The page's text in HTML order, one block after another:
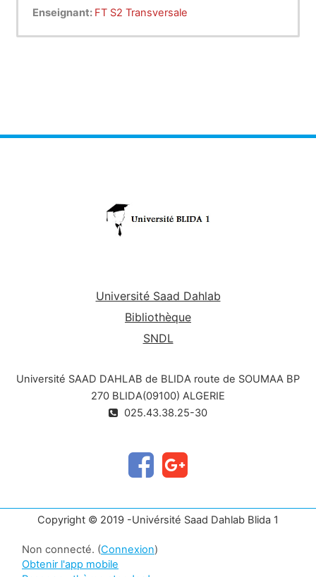
(syntaxe et sémantique)
Enseignant: FT S2 Transversale
Université Saad Dahlab
Bibliothèque
SNDL
Université SAAD DAHLAB de BLIDA route de SOUMAA BP
270 BLIDA(09100) ALGERIE
025.43.38.25-30
Copyright © 2019 -Univérsité Saad Dahlab Blida 1
Non connecté. (Connexion)
Obtenir l'app mobile